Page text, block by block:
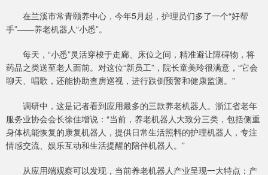
在兰溪市常青颐养中心，今年5月起，护理员们多了一个“好帮
手”——养老机器人“小悉”。
每天，“小悉”灵活穿梭于走廊、床位之间，精准避让障碍物，将
药品之类送至老人面前。对这位“新员工”，院长童美玲很满意，“它会
聊天、唱歌，还能协助查房巡视，进行跌倒预警和健康监测。”
调研中，这是记者看到应用最多的三款养老机器人。浙江省老年
服务业协会会长徐佳增说：“当前，养老机器人大致分三类，包括侧重
身体机能恢复的康复机器人，提供日常生活照料的护理机器人，专注
情感交流、娱乐互动和生活提醒的陪伴机器人。”
从应用端观察可以发现，当前养老机器人产业呈现一大特点：产